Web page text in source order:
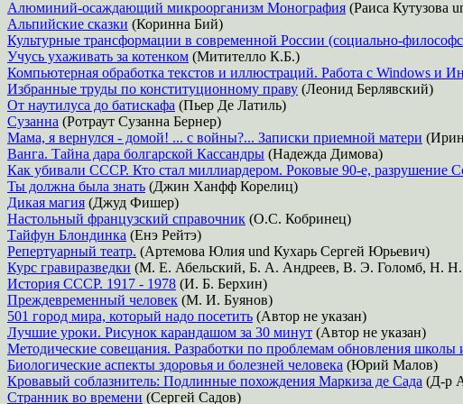
Алюминий-осаждающий микроорганизм Монография (Раиса Кутузова
Альпийские сказки (Коринна Бий)
Культурные трансформации в современной России (социально-
Учусь ухаживать за котенком (Митителло К.Б.)
Компьютерная обработка текстов и иллюстраций. Работа с Windows и
Избранные труды по конституционному праву (Леонид Берлявский)
От наутилуса до батискафа (Пьер Де Латиль)
Сузанна (Ротраут Сузанна Бернер)
Мама, я вернулся - домой! ... с войны?... Записки приемной матери
Ванга. Тайна дара болгарской Кассандры (Надежда Димова)
Как убивали СССР. Кто стал миллиардером. Роковые 90-е, разрушение
Ты должна была знать (Джин Ханфф Корелиц)
Дикая магия (Джуд Фишер)
Настольный французский справочник (О.С. Кобринец)
Тайфун Блондинка (Енэ Рейтэ)
Репертуарный театр. (Артемова Юлия und Кухарь Сергей Юрьевич)
Курс гравиразведки (М. Е. Абельский, Б. А. Андреев, В. Э. Голомб, Н.
История СССР. 1917 - 1978 (И. Б. Берхин)
Преждевременный человек (М. И. Буянов)
501 город мира, который надо посетить (Автор не указан)
Лучшие уроки. Рисунок карандашом за 30 минут (Автор не указан)
Методические совещания. Разработки по проблемам обновления
Биологические аспекты здоровья и болезней человека (Юрий Малов)
Кровавый соблазнитель: Подлинные похождения Маркиза де Сада (Д-р
Странник во времени (Сергей Садов)